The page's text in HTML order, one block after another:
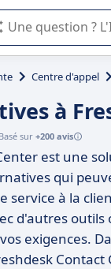
L'IA de Appvizer
Centre d'appel
à
Basé sur +200 avis
est une
qui
service à la
d'autres
exigences.